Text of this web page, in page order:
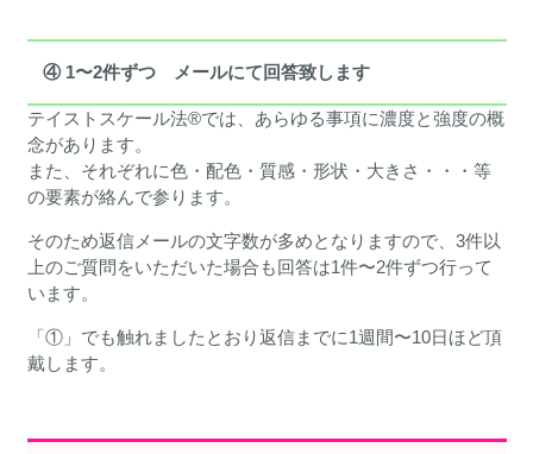
④ 1〜2件ずつ メールにて回答致します
テイストスケール法®︎では、あらゆる事項に濃度と強度の概
念があります。
また、それぞれに色・配色・質感・形状・大きさ・・・等
の要素が絡んで参ります。
そのため返信メールの文字数が多めとなりますので、3件以
上のご質問をいただいた場合も回答は1件〜2件ずつ行って
います。
「①」でも触れましたとおり返信までに1週間〜10日ほど頂
戴します。